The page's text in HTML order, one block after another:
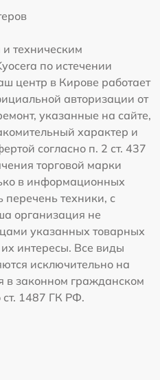
техническим
по истечении
центр в Кирове работает
авторизации от
указанные на сайте,
характер и
согласно п. 2 ст. 437
торговой марки
в информационных
перечень техники, с
организация не
указанных товарных
интересы. Все виды
исключительно на
в законном гражданском
ст. 1487 ГК РФ.